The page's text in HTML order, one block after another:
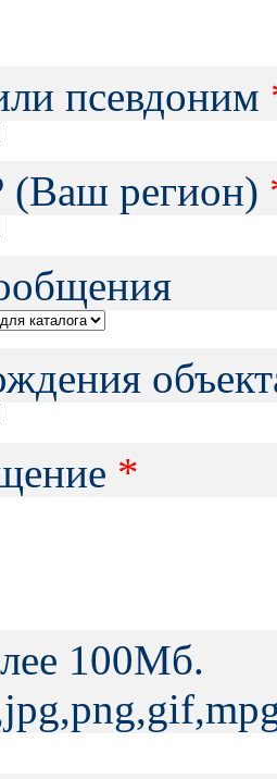
псевдоним
(Ваш регион)
*
100Мб.